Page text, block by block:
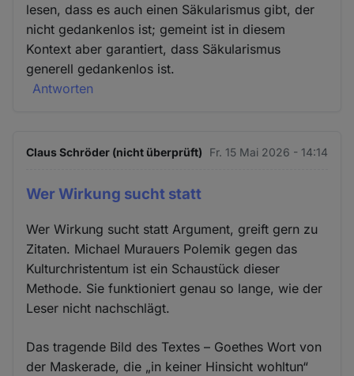
lesen, dass es auch einen Säkularismus gibt, der
nicht gedankenlos ist; gemeint ist in diesem
Kontext aber garantiert, dass Säkularismus
generell gedankenlos ist.
Antworten
Claus Schröder (nicht überprüft) Fr. 15 Mai 2026 - 14:14
Wer Wirkung sucht statt
Wer Wirkung sucht statt Argument, greift gern zu
Zitaten. Michael Murauers Polemik gegen das
Kulturchristentum ist ein Schaustück dieser
Methode. Sie funktioniert genau so lange, wie der
Leser nicht nachschlägt.
Das tragende Bild des Textes – Goethes Wort von
der Maskerade, die „in keiner Hinsicht wohltun“